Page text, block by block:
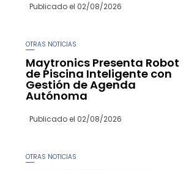
Publicado el 02/08/2026
OTRAS NOTICIAS
Maytronics Presenta Robot
de Piscina Inteligente con
Gestión de Agenda
Autónoma
Publicado el 02/08/2026
OTRAS NOTICIAS